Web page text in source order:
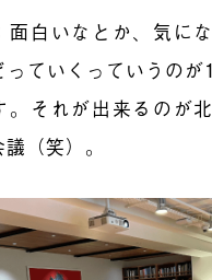
面白いなとか、気に
っていくっていうの
。それが出来るのが
（笑）。